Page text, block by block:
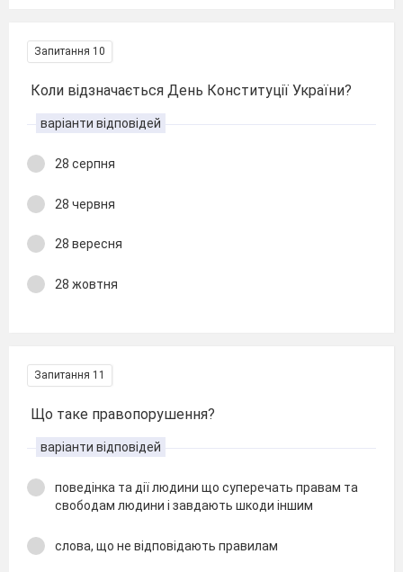
Запитання 10
Коли відзначається День Конституції України?
варіанти відповідей
28 серпня
28 червня
28 вересня
28 жовтня
Запитання 11
Що таке правопорушення?
варіанти відповідей
поведінка та дії людини що суперечать правам та
свободам людини і завдають шкоди іншим
слова, що не відповідають правилам